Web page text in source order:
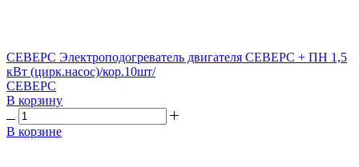
СЕВЕРС Электроподогреватель двигателя СЕВЕРС + ПН 1,5
кВт (цирк.насос)/кор.10шт/
СЕВЕРС
В корзину
В корзине